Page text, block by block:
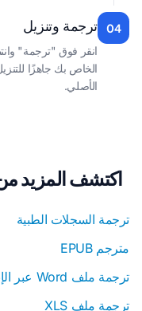
04 ترجمة وتنزيل
الخاص بك جاهزًا
الأصلي.
اكتشف المزيد
ترجمة السجلات الطبية
مترجم EPUB
ترجمة ملف Word عبر الإنترنت
ترجمة ملف XLS